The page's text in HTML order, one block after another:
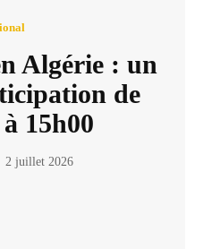
Algérie : un
de
15h00
2 juillet 2026